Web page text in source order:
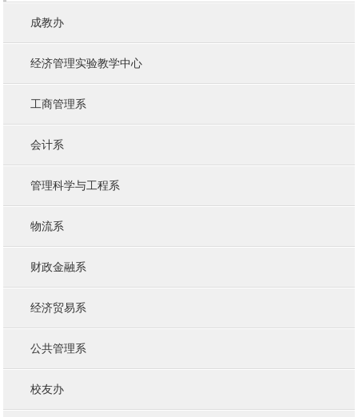
成教办
经济管理实验教学中心
工商管理系
会计系
管理科学与工程系
物流系
财政金融系
经济贸易系
公共管理系
校友办